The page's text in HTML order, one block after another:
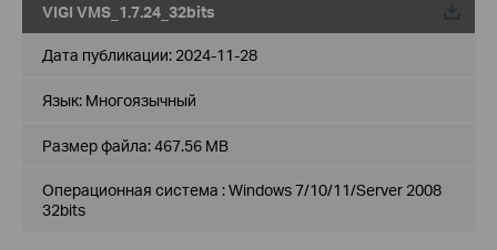
VIGI VMS_1.7.24_32bits
Дата публикации: 2024-11-28
Язык: Многоязычный
Размер файла:467.56 MB
Операционная система : Windows 7/10/11/Server 2008
32bits